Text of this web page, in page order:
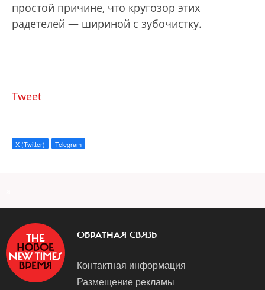
простой причине, что кругозор этих
радетелей — шириной с зубочистку.
Tweet
X (Twitter) Telegram
ОБРАТНАЯ СВЯЗЬ
Контактная информация
Размещение рекламы